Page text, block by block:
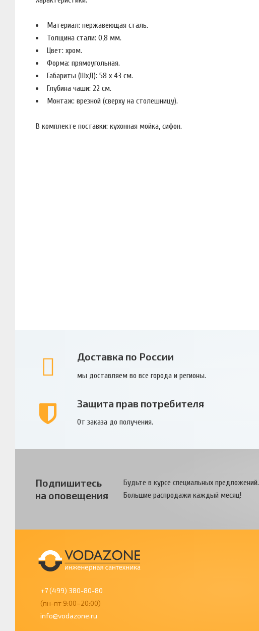
Материал: нержавеющая сталь.
Толщина стали: 0,8 мм.
Цвет: хром.
Форма: прямоугольная.
Габариты (ШхД): 58 x 43 см.
Глубина чаши: 22 см.
Монтаж: врезной (сверху на столешницу).
В комплекте поставки: кухонная мойка, сифон.
Доставка по России
мы доставляем во все города и регионы.
Защита прав потребителя
От заказа до получения.
Подпишитесь
на оповещения
Будьте в курсе специальных предложений.
Большие распродажи каждый месяц!
+7 (499) 380-80-80
(пн-пт 9:00–20:00)
info@vodazone.ru